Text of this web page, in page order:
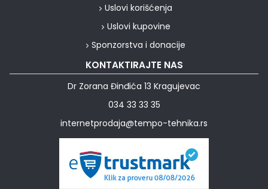
Uslovi korišćenja
Uslovi kupovine
Sponzorstva i donacije
KONTAKTIRAJTE NAS
Dr Zorana Đinđića 13 Kragujevac
034 33 33 35
internetprodaja@tempo-tehnika.rs